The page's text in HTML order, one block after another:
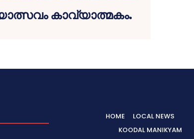
കാവ്യാത്മകം.
HOME
LOCAL NEWS
KOODAL MANIKYAM